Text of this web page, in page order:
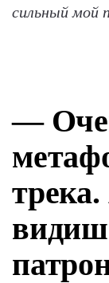
сильный мой
—